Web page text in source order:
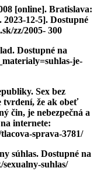
[online]. Bratislava:
12-5]. Dostupné
zz/2005- 300
Dostupné na
je-
Sex bez
tvrdení, že ak obeť
čin, je nebezpečná a
internete:
sprava-3781/
súhlas. Dostupné na
suhlas/